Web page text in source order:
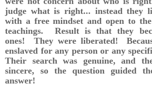
judge what is right... instead they
with a free mindset and open to the
teachings. Result is that they
ones! They were liberated!
enslaved for any person or any
Their search was genuine, and
sincere, so the question guided
answer!